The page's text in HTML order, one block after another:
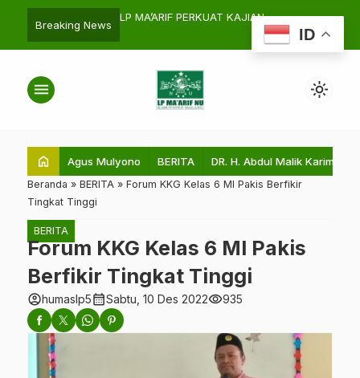
Breaking News
LP MA’ARIF PERKUAT KAJIAN
Praktek
dan
menu light_mode
home Agus Mulyono BERITA DR. H. Abdul Malik Karim
Beranda » BERITA » Forum KKG Kelas 6 MI Pakis Berfikir
Tingkat Tinggi
BERITA
Forum KKG Kelas 6 MI Pakis
Berfikir Tingkat Tinggi
account_circlehumaslp5calendar_monthSabtu, 10 Des 2022visibility935
ID